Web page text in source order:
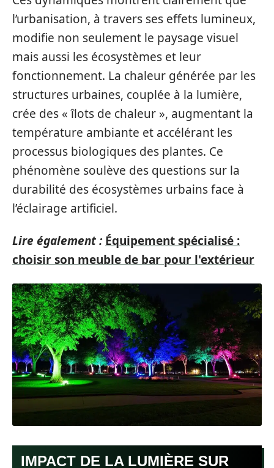
l’urbanisation, à travers ses effets lumineux,
modifie non seulement le paysage visuel
mais aussi les écosystèmes et leur
fonctionnement. La chaleur générée par les
structures urbaines, couplée à la lumière,
crée des « îlots de chaleur », augmentant la
température ambiante et accélérant les
processus biologiques des plantes. Ce
phénomène soulève des questions sur la
durabilité des écosystèmes urbains face à
l’éclairage artificiel.
Lire également : Équipement spécialisé :
choisir son meuble de bar pour l'extérieur
IMPACT DE LA LUMIÈRE SUR